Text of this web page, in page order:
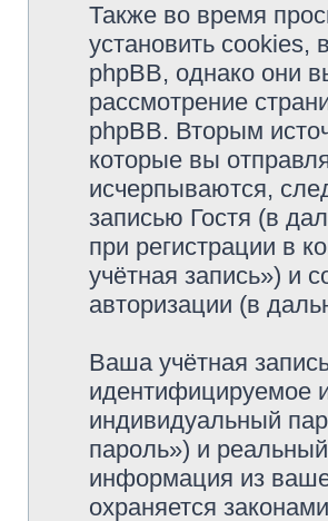
Также во время
установить
phpBB, однако они
рассмотрение
phpBB. Вторым
которые вы
исчерпываются,
записью Гостя (в
при регистрации в
учётная запись») и
авторизации (в
Ваша учётная
идентифицируемое
индивидуальный
пароль») и
информация из
охраняется